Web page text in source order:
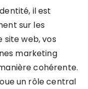
il est
sur les
site web, vos
marketing
cohérente.
un rôle central